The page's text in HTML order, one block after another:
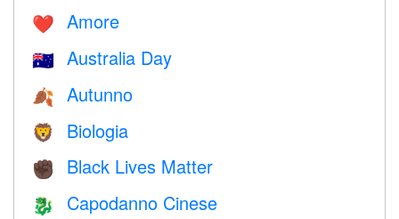
❤️️ Amore
🇦🇺 Australia Day
🍂 Autunno
🦁 Biologia
✊🏿 Black Lives Matter
🐉 Capodanno Cinese